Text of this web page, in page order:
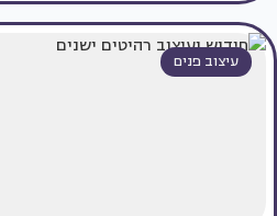
עיצוב פנים